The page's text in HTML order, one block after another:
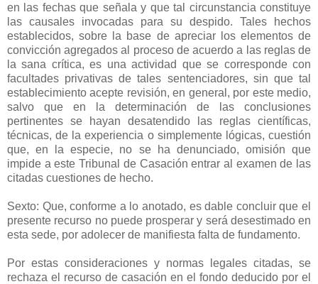
en las fechas que señala y que tal circunstancia constituye
las causales invocadas para su despido. Tales hechos
establecidos, sobre la base de apreciar los elementos de
convicción agregados al proceso de acuerdo a las reglas de
la sana crítica, es una actividad que se corresponde con
facultades privativas de tales sentenciadores, sin que tal
establecimiento acepte revisión, en general, por este medio,
salvo que en la determinación de las conclusiones
pertinentes se hayan desatendido las reglas científicas,
técnicas, de la experiencia o simplemente lógicas, cuestión
que, en la especie, no se ha denunciado, omisión que
impide a este Tribunal de Casación entrar al examen de las
citadas cuestiones de hecho.
Sexto: Que, conforme a lo anotado, es dable concluir que el
presente recurso no puede prosperar y será desestimado en
esta sede, por adolecer de manifiesta falta de fundamento.
Por estas consideraciones y normas legales citadas, se
rechaza el recurso de casación en el fondo deducido por el